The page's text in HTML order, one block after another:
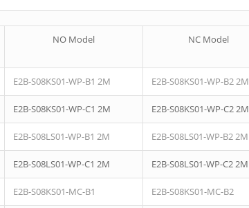
NO Model NC Model
E2B-S08KS01-WP-B1 2M E2B-S08KS01-WP-B2 2M
E2B-S08KS01-WP-C1 2M E2B-S08KS01-WP-C2 2M
E2B-S08LS01-WP-B1 2M E2B-S08LS01-WP-B2 2M
E2B-S08LS01-WP-C1 2M E2B-S08LS01-WP-C2 2M
E2B-S08KS01-MC-B1 E2B-S08KS01-MC-B2